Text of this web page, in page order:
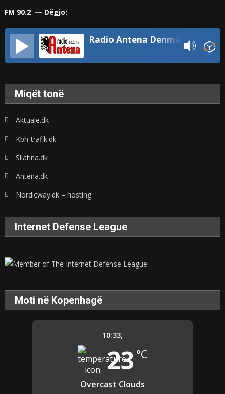
FM 90.2 — Dëgjo:
Radio Antena Denmark
Miqët tonë
Aktuale.dk
Kbh-trafik.dk
Sllatina.dk
Antena.dk
Nordicway.dk – hosting
Internet Defense League
Moti në Kopenhagë
10:33,
23 °C
Overcast Clouds